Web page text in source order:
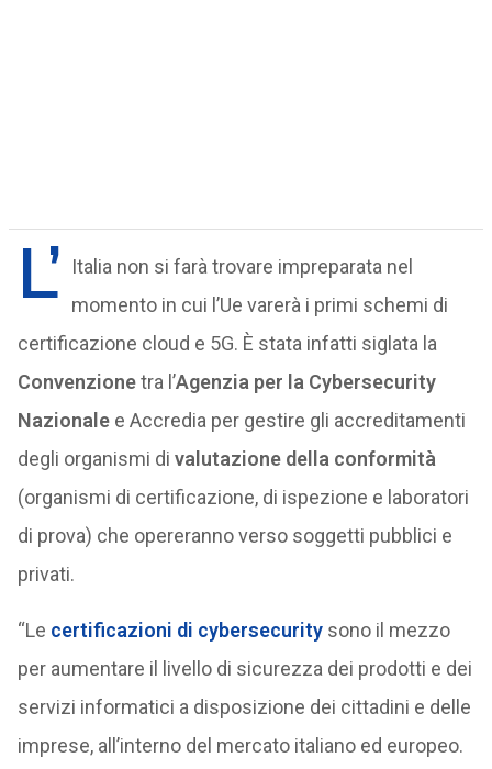
L’
Italia non si farà trovare impreparata nel
momento in cui l’Ue varerà i primi schemi di
certificazione cloud e 5G. È stata infatti siglata la
Convenzionetra l’Agenzia per la Cybersecurity
Nazionalee Accredia per gestire gli accreditamenti
degli organismi di valutazione della conformità
(organismi di certificazione, di ispezione e laboratori
di prova) che opereranno verso soggetti pubblici e
privati.
“Le certificazioni di cybersecuritysono il mezzo
per aumentare il livello di sicurezza dei prodotti e dei
servizi informatici a disposizione dei cittadini e delle
imprese, all’interno del mercato italiano ed europeo.